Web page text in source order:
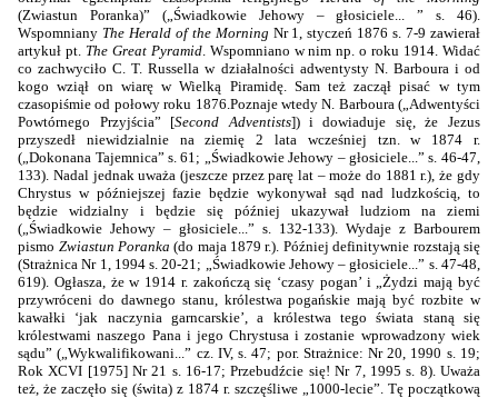
(Zwiastun Poranka)” („Świadkowie Jehowy – głosiciele... ” s. 46).
Wspomniany The Herald of the Morning Nr 1,styczeń 1876 s. 7-9 zawierał
artykuł pt. The Great Pyramid. Wspomniano w nim np. o roku 1914. Widać
co zachwyciło C. T. Russella w działalności adwentysty N. Barboura i od
kogo wziął on wiarę w Wielką Piramidę. Sam też zaczął pisać w tym
czasopiśmie od połowy roku 1876.Poznaje wtedy N. Barboura („Adwentyści
Powtórnego Przyjścia” [Second Adventists]) i dowiaduje się, że Jezus
przyszedł niewidzialnie na ziemię 2 lata wcześniej tzn. w 1874 r.
(„Dokonana Tajemnica” s. 61; „Świadkowie Jehowy – głosiciele...” s. 46-47,
133). Nadal jednak uważa (jeszcze przez parę lat – może do 1881 r.), że gdy
Chrystus w późniejszej fazie będzie wykonywał sąd nad ludzkością, to
będzie widzialny i będzie się później ukazywał ludziom na ziemi
(„Świadkowie Jehowy – głosiciele...” s. 132-133). Wydaje z Barbourem
pismo Zwiastun Poranka (do maja 1879 r.). Później definitywnie rozstają się
(Strażnica Nr 1, 1994 s. 20-21; „Świadkowie Jehowy – głosiciele...” s. 47-48,
619). Ogłasza, że w 1914 r. zakończą się ‘czasy pogan’ i „Żydzi mają być
przywróceni do dawnego stanu, królestwa pogańskie mają być rozbite w
kawałki ‘jak naczynia garncarskie’, a królestwa tego świata staną się
królestwami naszego Pana i jego Chrystusa i zostanie wprowadzony wiek
sądu” („Wykwalifikowani...” cz. IV, s. 47; por. Strażnice: Nr 20, 1990 s. 19;
Rok XCVI [1975] Nr 21 s. 16-17; Przebudźcie się! Nr 7, 1995 s. 8). Uważa
też, że zaczęło się (świta) z 1874 r. szczęśliwe „1000-lecie”. Tę początkową